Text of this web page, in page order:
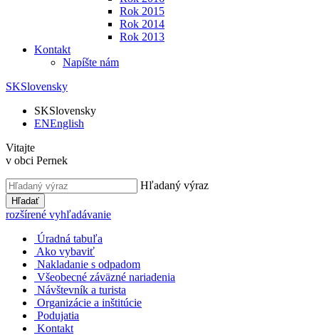
Rok 2015
Rok 2014
Rok 2013
Kontakt
Napíšte nám
SKSlovensky
SKSlovensky
ENEnglish
Vitajte
v obci Pernek
Hľadaný výraz
Hľadať
rozšírené vyhľadávanie
Úradná tabuľa
Ako vybaviť
Nakladanie s odpadom
Všeobecné záväzné nariadenia
Návštevník a turista
Organizácie a inštitúcie
Podujatia
Kontakt